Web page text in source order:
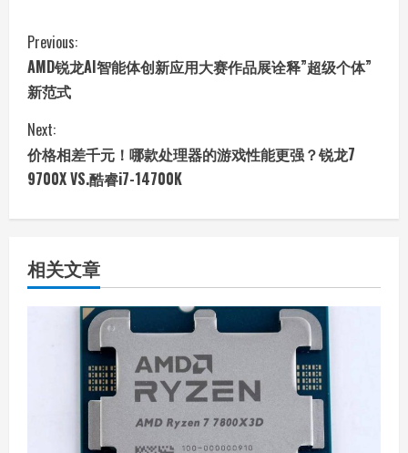
C
o
n
t
u
e
Previous:
AMD锐龙AI智能体创新应用大赛作品展诠释”超级个体”
新范式
Next:
价格相差千元！哪款处理器的游戏性能更强？锐龙7
9700X VS.酷睿i7-14700K
相关文章